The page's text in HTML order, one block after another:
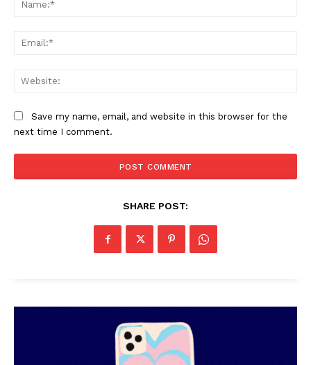
PALA VISION
Save my name, email, and website in this browser for the
next time I comment.
SHARE POST: